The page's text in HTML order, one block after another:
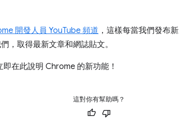
開發人員 YouTube 頻道 ，這樣每當我們發布
，取得最新文章和網誌貼文。
在此說明 Chrome 的新功能！
這對你有幫助嗎？